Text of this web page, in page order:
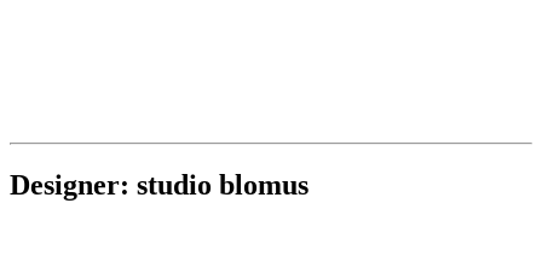
Designer: studio blomus